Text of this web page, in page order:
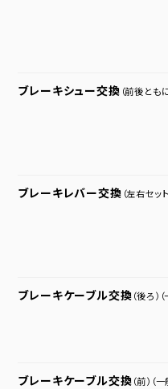
ブレーキシュー交換 （前後とも
ブレーキレバー交換 （左右セット
ブレーキケーブル交換 （後ろ）
ブレーキケーブル交換 （前） （